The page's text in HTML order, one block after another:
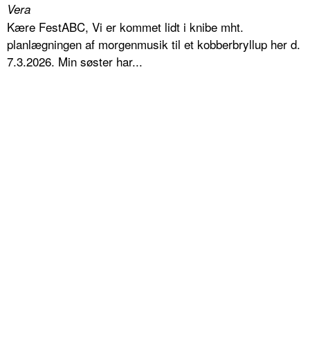
Vera
Kære FestABC, Vi er kommet lidt i knibe mht.
planlægningen af morgenmusik til et kobberbryllup her d.
7.3.2026. Min søster har...